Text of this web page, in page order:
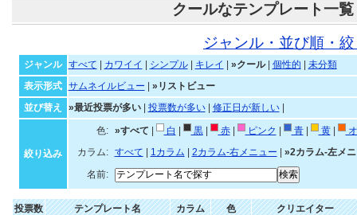
クールなテンプレート一覧
ジャンル・並び順・
ジャンル すべて カワイイ シンプル| キレイ »クール| 個性的
未分類
表示形式
サムネイルビュー
»リストビュー
並び替え
»最近投票が多い| 投票数が多い| 修正日が新しい|
絞り込み
色: »すべて 白 黒| 赤| ピンク 青| 黄|
カラム:
すべて 1カラム 2カラム-右メニュー
»2カラム-左メ
名前:
投票数 テンプレート名 カラム 色 クリエイター